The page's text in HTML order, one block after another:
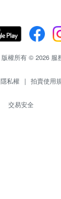
權所有 © 2026 服
隱私權 | 拍賣使用
交易安全